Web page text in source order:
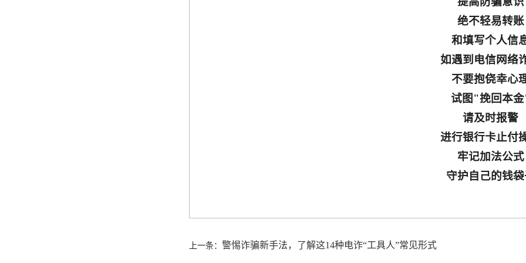
绝不轻易转账
和填写个人信
如遇到电信网络
不要抱侥幸心
试图"挽回本
请及时报警
进行银行卡止付
牢记加法公式
守护自己的钱
上一条： 警惕诈骗新手法，了解这14种电诈“工具人”常见形式